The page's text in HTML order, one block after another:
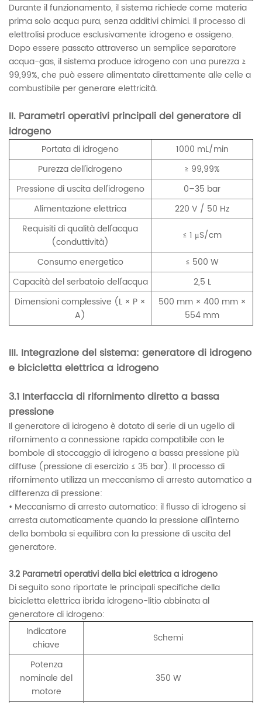
Durante il funzionamento, il sistema richiede come materia
prima solo acqua pura, senza additivi chimici. Il processo di
elettrolisi produce esclusivamente idrogeno e ossigeno.
Dopo essere passato attraverso un semplice separatore
acqua-gas, il sistema produce idrogeno con una purezza ≥
99,99%, che può essere alimentato direttamente alle celle a
combustibile per generare elettricità.
II. Parametri operativi principali del generatore di
idrogeno
Portata di idrogeno
1000 mL/min
Purezza dell'idrogeno
≥ 99,99%
Pressione di uscita dell'idrogeno
0–35 bar
Alimentazione elettrica
220 V / 50 Hz
Requisiti di qualità dell'acqua
(conduttività)
≤ 1 μS/cm
Consumo energetico
≤ 500 W
Capacità del serbatoio dell'acqua
2,5 L
Dimensioni complessive (L × P ×
A)
500 mm × 400 mm ×
554 mm
III. Integrazione del sistema: generatore di idrogeno
e bicicletta elettrica a idrogeno
3.1 Interfaccia di rifornimento diretto a bassa
pressione
Il generatore di idrogeno è dotato di serie di un ugello di
rifornimento a connessione rapida compatibile con le
bombole di stoccaggio di idrogeno a bassa pressione più
diffuse (pressione di esercizio ≤ 35 bar). Il processo di
rifornimento utilizza un meccanismo di arresto automatico a
differenza di pressione:
• Meccanismo di arresto automatico: il flusso di idrogeno si
arresta automaticamente quando la pressione all'interno
della bombola si equilibra con la pressione di uscita del
generatore.
3.2 Parametri operativi della bici elettrica a idrogeno
Di seguito sono riportate le principali specifiche della
bicicletta elettrica ibrida idrogeno-litio abbinata al
generatore di idrogeno:
Indicatore
chiave
Schemi
Potenza
nominale del
motore
350 W